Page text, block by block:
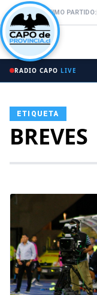
PRÓXIMO PARTIDO:
RADIO CAPO LIVE
ETIQUETA
BREVES